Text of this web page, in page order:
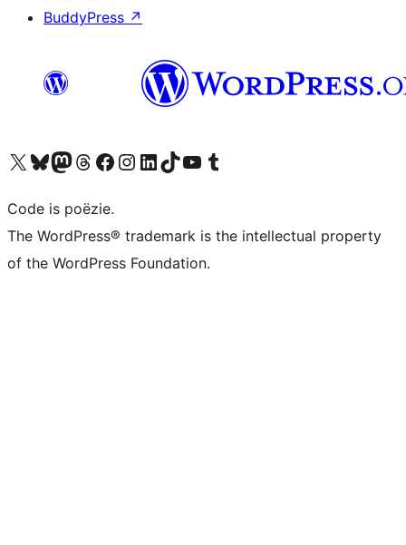
BuddyPress ↗
Bezoek ons X (voorheen Twitter) account
Bezoek ons Bluesky account
Bezoek ons Mastodon account
Bezoek ons Threads account
Onze Facebook pagina bezoeken
Bezoek ons Instagram account
Bezoek ons LinkedIn account
Bezoek ons TikTok account
Bezoek ons YouTube kanaalBezoek ons Tumblr account
Code is poëzie.
The WordPress® trademark is the intellectual property
of the WordPress Foundation.